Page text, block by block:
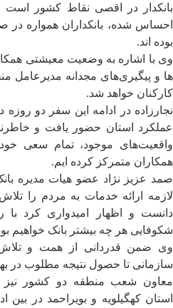
بانکدار در اقصی نقاط کشور است
احساس شده، بانکداران همواره در
بوده اند.
وی با اشاره به وضعیت معیشتی
ها و پیگیری‌های مجدانه مدیرعامل
کارکنان خواهد شد.
نجارزاده در ادامه این سفر دو
عملکرد استان حضور یافت و
واقعیت‌های موجود، تمام سعی
همکاران متمرکز کرده ایم.
صمد عزیز نژاد عضو هیات مدیره
لازمه ارائه خدمات به مردم را
دانست و اظهار امیدواری کرد با
شکوفایی هر چه بیشتر بانک خواهیم
وی ضمن قدردانی از همت و تلاش
سازمانی تا حصول نتیجه مطلوب در
معاون شعب منطقه دو کشور
استان کهگیلویه و بویراحمد در